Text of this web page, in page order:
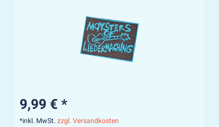
9,99 € *
*inkl. MwSt.zzgl. Versandkosten